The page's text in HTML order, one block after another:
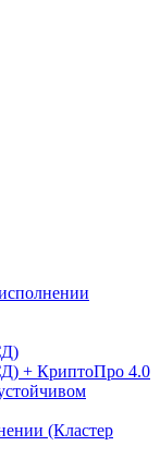
+ КриптоПро 4.0
(Кластер